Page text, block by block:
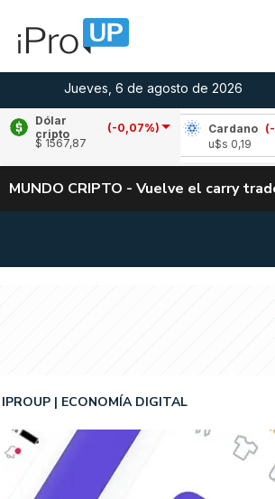
Jueves, 6 de agosto de 2026
Dólar
cripto
(-0,07%)
$ 1567,87
(-2,70%)
Cardano
(-0,89%)
MUNDO CRIPTO - Vuelve el carry
IPROUP ECONOMÍA DIGITAL